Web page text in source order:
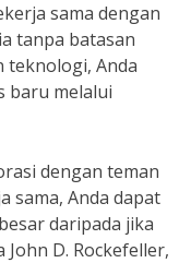
sama dengan
tanpa batasan
teknologi, Anda
baru melalui
dengan teman
sama, Anda dapat
daripada jika
D. Rockefeller,